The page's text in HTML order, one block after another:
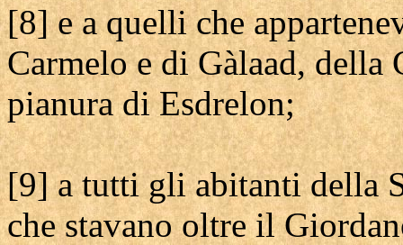
[8] e a quelli che
Carmelo e di Gàlaad, della
pianura di Esdrelon;
[9] a tutti gli abitanti della
che stavano oltre il